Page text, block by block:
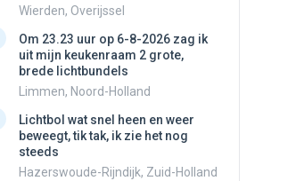
Wierden, Overijssel
Om 23.23 uur op 6-8-2026 zag ik
uit mijn keukenraam 2 grote,
brede lichtbundels
Limmen, Noord-Holland
Lichtbol wat snel heen en weer
beweegt, tik tak, ik zie het nog
steeds
Hazerswoude-Rijndijk, Zuid-Holland